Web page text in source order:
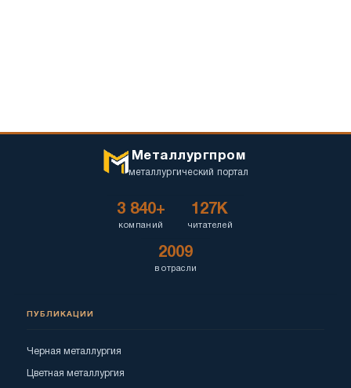
Металлургпром
металлургический портал
3 840+
компаний
127K
читателей
2009
в отрасли
ПУБЛИКАЦИИ
Черная металлургия
Цветная металлургия